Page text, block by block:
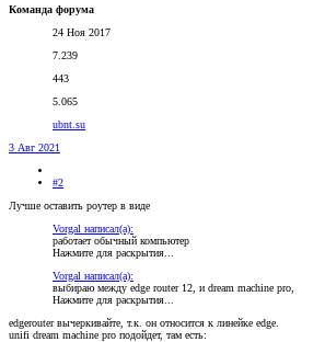
Команда форума
24 Ноя 2017
7.239
443
5.065
ubnt.su
3 Авг 2021
#2
Лучше оставить роутер в виде
Vorgal написал(а):
работает обычный компьютер
Нажмите для раскрытия...
Vorgal написал(а):
выбираю между edge router 12, и dream machine pro,
Нажмите для раскрытия...
edgerouter вычеркивайте, т.к. он относится к линейке edge.
unifi dream machine pro подойдет, там есть: